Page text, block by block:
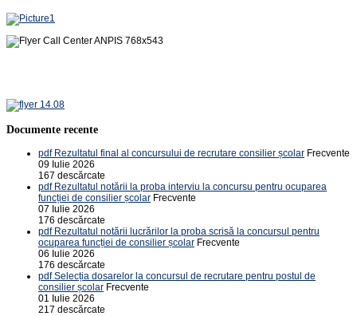
Documente recente
pdf Rezultatul final al concursului de recrutare consilier școlar Frecvente
09 Iulie 2026
167 descărcate
pdf Rezultatul notării la proba interviu la concursu pentru ocuparea
funcției de consilier școlar Frecvente
07 Iulie 2026
176 descărcate
pdf Rezultatul notării lucrărilor la proba scrisă la concursul pentru
ocuparea funcției de consilier școlar Frecvente
06 Iulie 2026
176 descărcate
pdf Selecția dosarelor la concursul de recrutare pentru postul de
consilier școlar Frecvente
01 Iulie 2026
217 descărcate